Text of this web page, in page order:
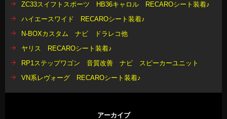
ZC33スイフトスポーツ HB36キャロル RECAROシート装着♪
ハイエースワイド RECAROシート装着♪
N-BOXカスタム ナビ ドラレコ他
ヤリス RECAROシート装着♪
RP1ステップワゴン 音質改善 ナビ スピーカーユニット
VN系レヴォーグ RECAROシート装着♪
アーカイブ